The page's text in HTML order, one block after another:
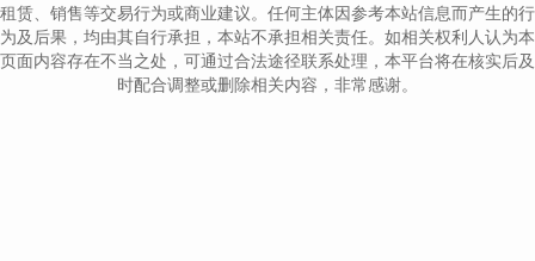
租赁、销售等交易行为或商业建议。任何主体因参考本站信息而产生的行
为及后果，均由其自行承担，本站不承担相关责任。如相关权利人认为本
页面内容存在不当之处，可通过合法途径联系处理，本平台将在核实后及
时配合调整或删除相关内容，非常感谢。